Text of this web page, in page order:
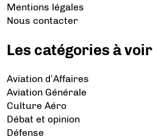
Mentions légales
Nous contacter
Les catégories à voir
Aviation d’Affaires
Aviation Générale
Culture Aéro
Débat et opinion
Défense